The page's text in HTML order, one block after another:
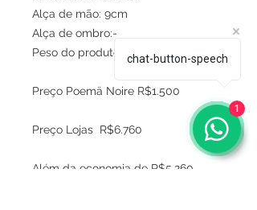
Alça de mão: 9cm
Alça de ombro:-
Peso do produto: 659g
Preço Poemä Noire R$1.500
Preço Lojas R$6.760
Além da economia de R$5.260
chat-button-speech
1